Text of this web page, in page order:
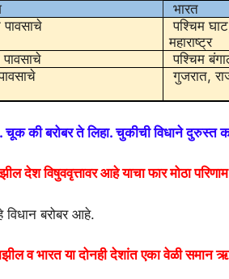
भारत
पश्चिम
महाराष्ट्र
पश्चिम
गुजरात,
चूक की बरोबर ते लिहा. चुकीची विधाने दुरुस्त
देश विषुववृत्तावर आहे याचा फार मोठा परिणाम
विधान बरोबर आहे.
व भारत या दोनही देशांत एका वेळी समान